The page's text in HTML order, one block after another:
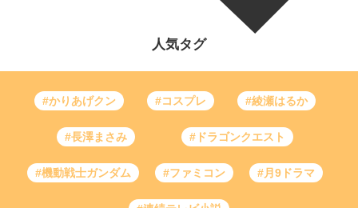
人気タグ
#かりあげクン #コスプレ #綾瀬はるか
#長澤まさみ #ドラゴンクエスト
#機動戦士ガンダム #ファミコン #月9ドラマ